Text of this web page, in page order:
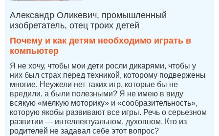
Александр Оликевич, промышленный
изобретатель, отец троих детей
Почему и как детям необходимо играть в
компьютер
Я не хочу, чтобы мои дети росли дикарями, чтобы у
них был страх перед техникой, которому подвержены
многие. Неужели нет таких игр, которые бы не
вредили, а были полезными? Я не имею в виду
всякую «мелкую моторику» и «сообразительность»,
которую якобы развивают все игры. Речь о серьезном
развитии — интеллектуальном, духовном. Кто из
родителей не задавал себе этот вопрос?